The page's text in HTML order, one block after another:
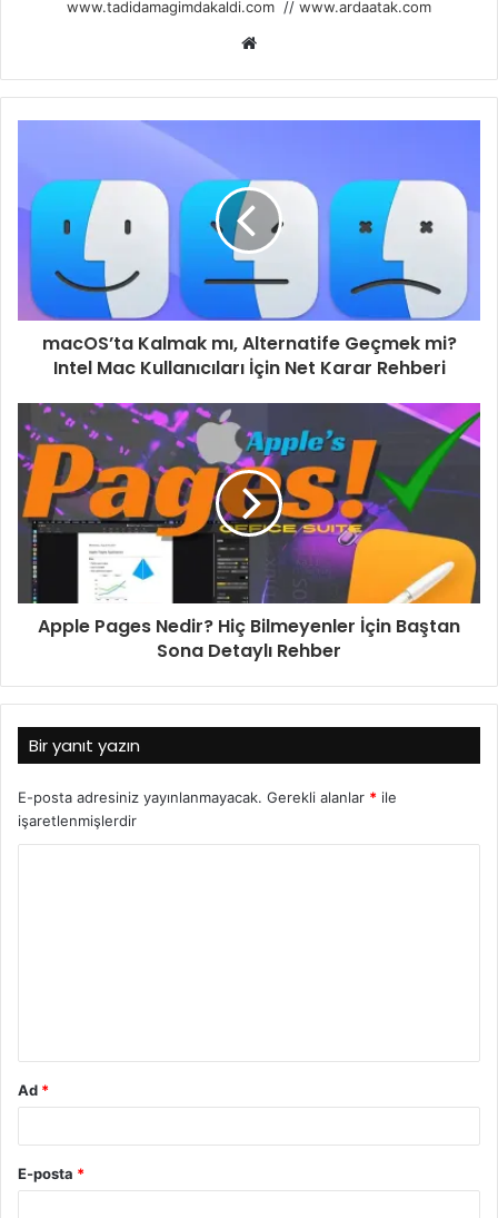
www.tadidamagimdakaldi.com // www.ardaatak.com
Web
macOS’ta Kalmak mı, Alternatife Geçmek mi?
Intel Mac Kullanıcıları İçin Net Karar Rehberi
Apple Pages Nedir? Hiç Bilmeyenler İçin Baştan
Sona Detaylı Rehber
Bir yanıt yazın
E-posta adresiniz yayınlanmayacak. Gerekli alanlar * ile
işaretlenmişlerdir
Ad *
E-posta *